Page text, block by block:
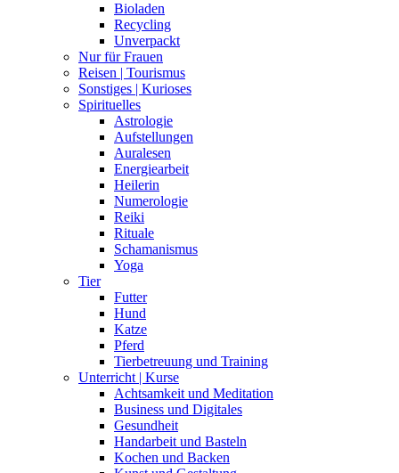
Bioladen
Recycling
Unverpackt
Nur für Frauen
Reisen | Tourismus
Sonstiges | Kurioses
Spirituelles
Astrologie
Aufstellungen
Auralesen
Energiearbeit
Heilerin
Numerologie
Reiki
Rituale
Schamanismus
Yoga
Tier
Futter
Hund
Katze
Pferd
Tierbetreuung und Training
Unterricht | Kurse
Achtsamkeit und Meditation
Business und Digitales
Gesundheit
Handarbeit und Basteln
Kochen und Backen